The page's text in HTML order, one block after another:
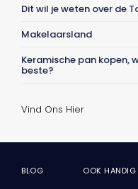
Dit wil je weten over de
Makelaarsland
Keramische pan kopen,
beste?
Vind Ons Hier
BLOG OOK HANDIG